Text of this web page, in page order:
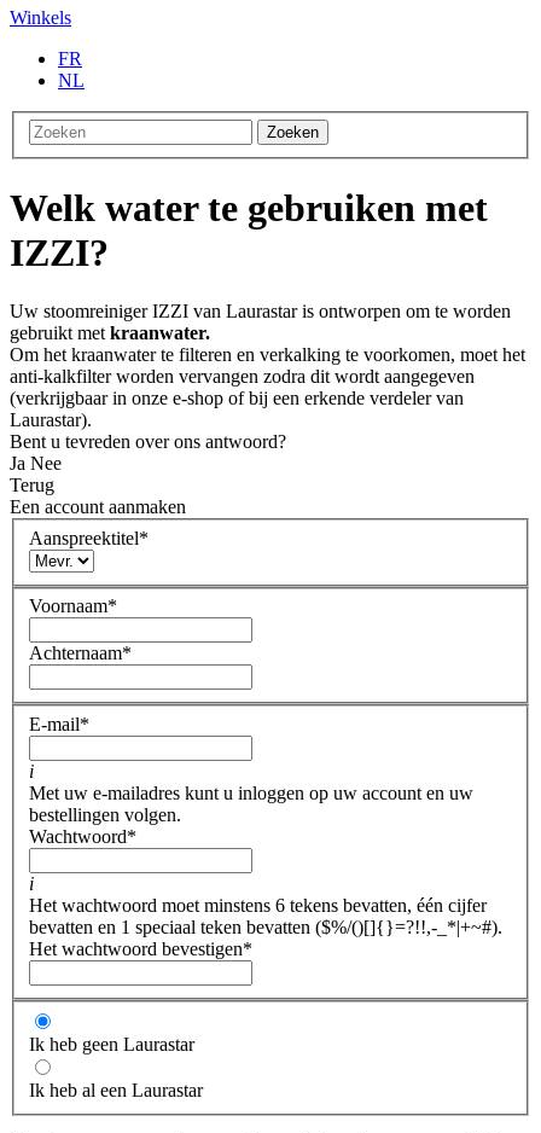
Winkels
FR
NL
Zoeken
Welk water te gebruiken met
IZZI?
Uw stoomreiniger IZZI van Laurastar is ontworpen om te worden
gebruikt met kraanwater.
Om het kraanwater te filteren en verkalking te voorkomen, moet het
anti-kalkfilter worden vervangen zodra dit wordt aangegeven
(verkrijgbaar in onze e-shop of bij een erkende verdeler van
Laurastar).
Bent u tevreden over ons antwoord?
Ja Nee
Terug
Een account aanmaken
Aanspreektitel*
Voornaam*
Achternaam*
E-mail*
i
Met uw e-mailadres kunt u inloggen op uw account en uw
bestellingen volgen.
Wachtwoord*
i
Het wachtwoord moet minstens 6 tekens bevatten, één cijfer
bevatten en 1 speciaal teken bevatten ($%/()[]{}=?!!,-_*|+~#).
Het wachtwoord bevestigen*
Ik heb geen Laurastar
Ik heb al een Laurastar